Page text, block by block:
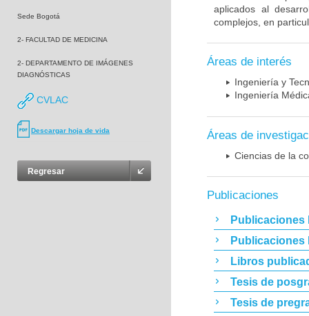
Sede Bogotá
2- FACULTAD DE MEDICINA
2- DEPARTAMENTO DE IMÁGENES
DIAGNÓSTICAS
CVLAC
Descargar hoja de vida
Regresar
aplicados al
complejos, en
Áreas de interés
Ingeniería y
Ingeniería
Áreas de
Ciencias de la
Publicaciones
Publicaciones
Publicaciones
Libros
Tesis de
Tesis de